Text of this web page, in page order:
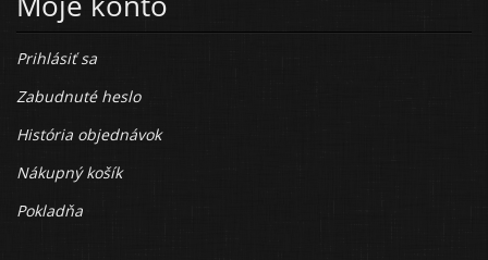
Prihlásiť sa
Zabudnuté heslo
História objednávok
Nákupný košík
Pokladňa